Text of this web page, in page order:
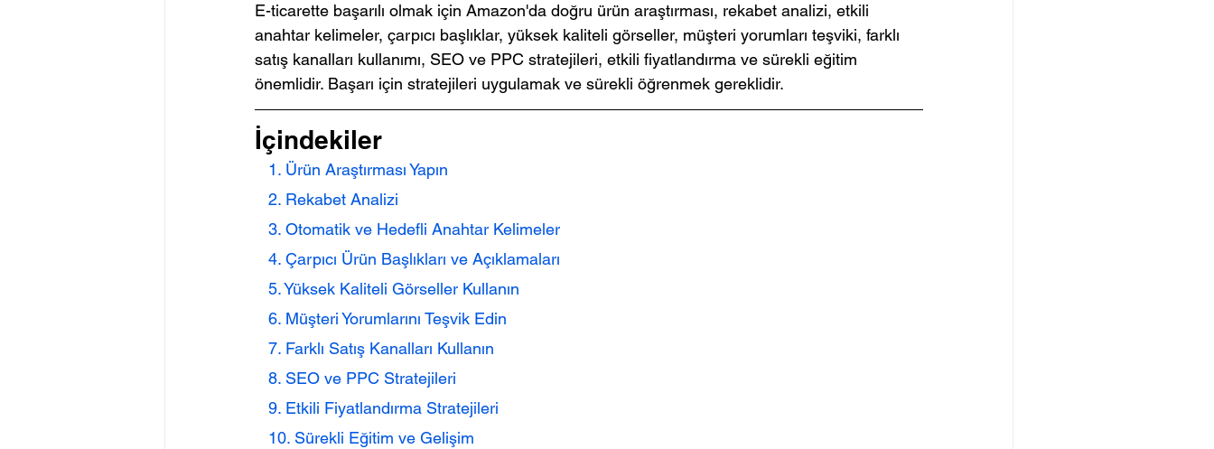
E-ticarette başarılı olmak için Amazon'da doğru ürün araştırması, rekabet analizi, etkili
anahtar kelimeler, çarpıcı başlıklar, yüksek kaliteli görseller, müşteri yorumları teşviki, farklı
satış kanalları kullanımı, SEO ve PPC stratejileri, etkili fiyatlandırma ve sürekli eğitim
önemlidir. Başarı için stratejileri uygulamak ve sürekli öğrenmek gereklidir.
İçindekiler
   1. Ürün Araştırması Yapın
   2. Rekabet Analizi
   3. Otomatik ve Hedefli Anahtar Kelimeler
   4. Çarpıcı Ürün Başlıkları ve Açıklamaları
   5. Yüksek Kaliteli Görseller Kullanın
   6. Müşteri Yorumlarını Teşvik Edin
   7. Farklı Satış Kanalları Kullanın
   8. SEO ve PPC Stratejileri
   9. Etkili Fiyatlandırma Stratejileri
   10. Sürekli Eğitim ve Gelişim